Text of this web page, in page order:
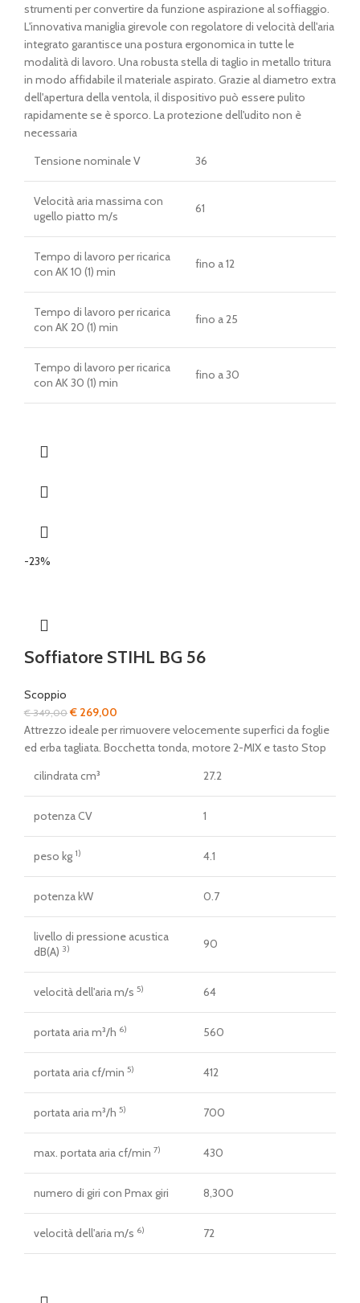
strumenti per convertire da funzione aspirazione al soffiaggio.
L'innovativa maniglia girevole con regolatore di velocità dell'aria
integrato garantisce una postura ergonomica in tutte le
modalità di lavoro. Una robusta stella di taglio in metallo tritura
in modo affidabile il materiale aspirato. Grazie al diametro extra
dell'apertura della ventola, il dispositivo può essere pulito
rapidamente se è sporco. La protezione dell'udito non è
necessaria
Tensione nominale V
36
Velocità aria massima con
ugello piatto m/s
61
Tempo di lavoro per ricarica
con AK 10 (1) min
fino a 12
Tempo di lavoro per ricarica
con AK 20 (1) min
fino a 25
Tempo di lavoro per ricarica
con AK 30 (1) min
fino a 30
-23%
Soffiatore STIHL BG 56
Scoppio
€349,00Il
prezzo
originale
€ 349,00.
€ 269,00
prezzo
attuale
Attrezzo ideale per rimuovere velocemente superfici da foglie
ed erba tagliata. Bocchetta tonda, motore 2-MIX e tasto Stop
cilindrata cm³
27.2
potenza CV 1
peso kg 1) 4.1
potenza kW 0.7
livello di pressione acustica
dB(A) 3) 90
velocità dell'aria m/s 5) 64
portata aria m³/h 6) 560
portata aria cf/min 5) 412
portata aria m³/h 5) 700
max. portata aria cf/min 7) 430
numero di giri con Pmax giri 8,300
velocità dell'aria m/s 6) 72